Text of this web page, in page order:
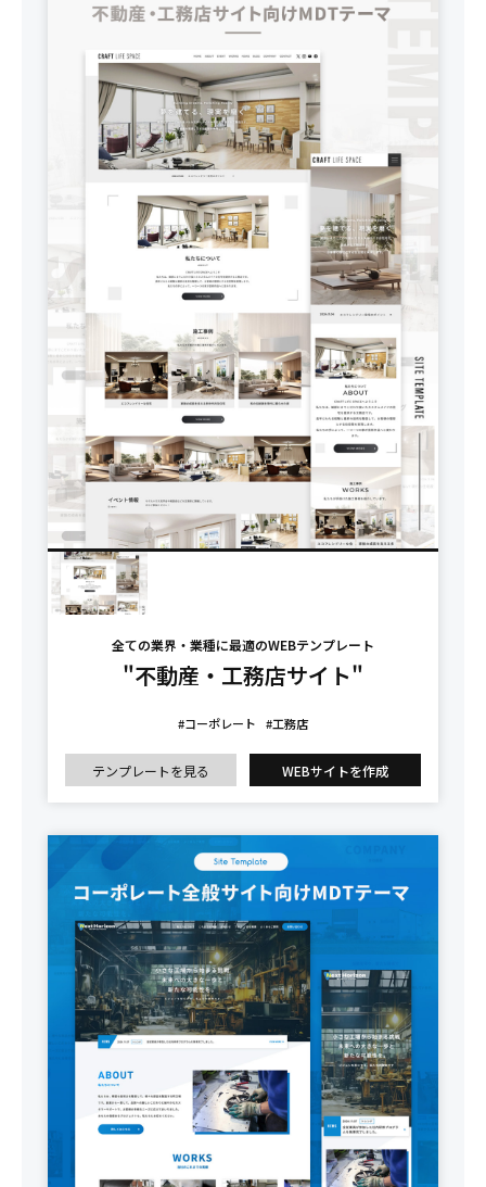
全ての業界・業種に最適のWEBテンプレート
"不動産・工務店サイト"
#コーポレート #工務店
テンプレートを見る WEBサイトを作成